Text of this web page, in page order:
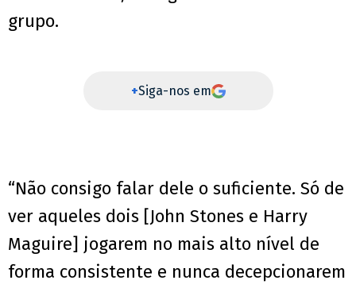
grupo.
+Siga-nos em
“Não consigo falar dele o suficiente. Só de
ver aqueles dois [John Stones e Harry
Maguire] jogarem no mais alto nível de
forma consistente e nunca decepcionarem